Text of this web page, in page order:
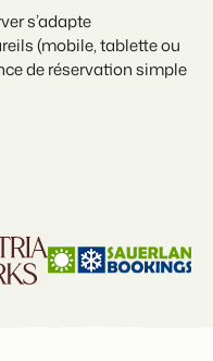
Experts pour un parc
Experts
s’adapte
(mobile, tablette ou
de réservation simple